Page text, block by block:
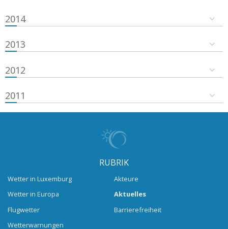
2014
2013
2012
2011
RUBRIK
Wetter in Luxemburg
Wetter in Europa
Flugwetter
Wetterwarnungen
Akteure
Aktuelles
Barrierefreiheit